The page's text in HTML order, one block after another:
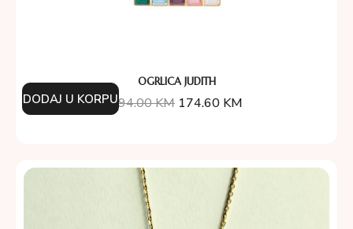
OGRLICA JUDITH
194.00KM 174.60 KM
DODAJ U KORPU